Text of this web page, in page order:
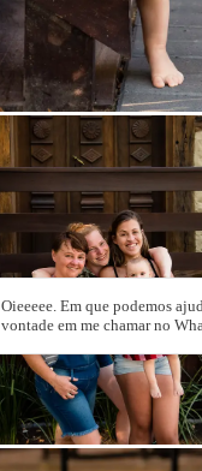
Oieeeee. Em que podemos
vontade em me chamar no